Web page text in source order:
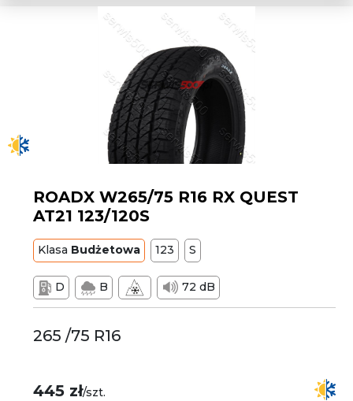
ROADX W265/75 R16 RX QUEST
AT21 123/120S
Klasa Budżetowa 123 S
D B 72 dB
265 /75 R16
445 zł/szt.